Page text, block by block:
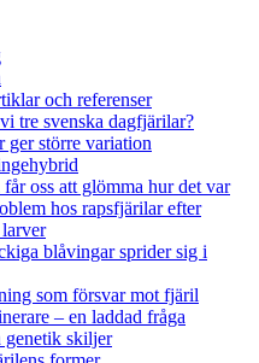
och referenser
tre svenska dagfjärilar?
ger större variation
oss att glömma hur det var
hos rapsfjärilar efter
larver
blåvingar sprider sig i
som försvar mot fjäril
– en laddad fråga
genetik skiljer